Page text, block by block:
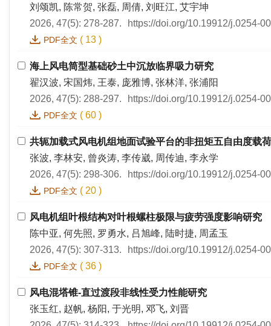
刘颂凯, 陈常贺, 张磊, 周倩, 刘旺江, 艾宇坤
2026, 47(5): 278-287.
https://doi.org/10.19912/j.0254-
PDF全文 ( 13 )
海上风电筒型基础砂土中沉放临界吸力研究
翟汉波, 宋国炜, 王泰, 庞雅博, 张林洋, 张浦阳
2026, 47(5): 288-297.
https://doi.org/10.19912/j.0254-
PDF全文 ( 60 )
共轭加载式风电机组地面试验平台的非扭矩五自由度载
张波, 李林安, 曾炎涛, 李传崴, 周传迪, 李永学
2026, 47(5): 298-306.
https://doi.org/10.19912/j.0254-
PDF全文 ( 20 )
风电机组叶根结构对叶根螺柱极限与疲劳强度影响研究
陈中亚, 何先照, 罗勇水, 吕旭峰, 陆时捷, 周孟玉
2026, 47(5): 307-313.
https://doi.org/10.19912/j.0254-
PDF全文 ( 36 )
风电混塔锥-直过渡段非线性受力性能研究
张玉红, 赵帆, 杨阳, 于光明, 邓飞, 刘晋